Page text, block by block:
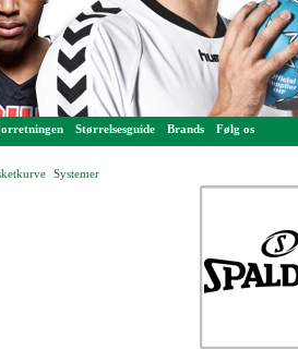
Størrelsesguide Brands Følg os
Systemer